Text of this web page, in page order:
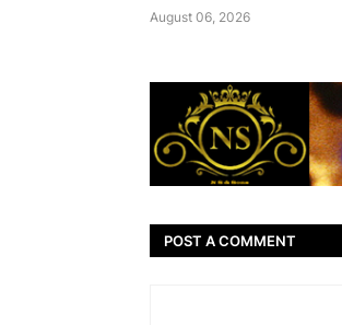
August 06, 2026
POST A COMMENT